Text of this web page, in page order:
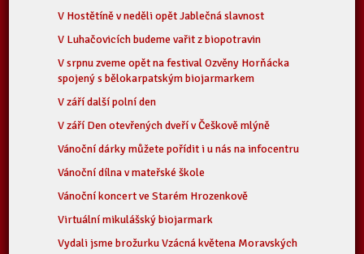
V Hostětíně v neděli opět Jablečná slavnost
V Luhačovicích budeme vařit z biopotravin
V srpnu zveme opět na festival Ozvěny Horňácka
spojený s bělokarpatským biojarmarkem
V září další polní den
V září Den otevřených dveří v Češkově mlýně
Vánoční dárky můžete pořídit i u nás na infocentru
Vánoční dílna v mateřské škole
Vánoční koncert ve Starém Hrozenkově
Virtuální mikulášský biojarmark
Vydali jsme brožurku Vzácná květena Moravských